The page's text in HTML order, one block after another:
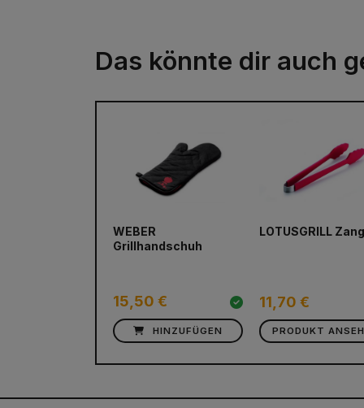
Das könnte dir auch
WEBER
Grillhandschuh
15,50 €
HINZUFÜGEN
LOTUSGRILL
11,70 €
PRODUKT